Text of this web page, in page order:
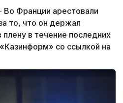
Франции арестовали
то, что он держал
в течение последних
со ссылкой на